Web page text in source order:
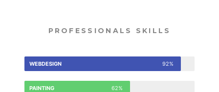
PROFESSIONALS SKILLS
WEBDESIGN 92%
PAINTING 62%